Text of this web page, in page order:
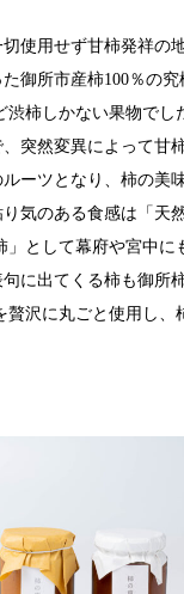
使用せず甘柿発祥の
た御所市産柿100％の
渋柿しかない果物でし
突然変異によって甘
ーツとなり、柿の美
気のある食感は「天
」として幕府や宮中に
に出てくる柿も御所
贅沢に丸ごと使用し、